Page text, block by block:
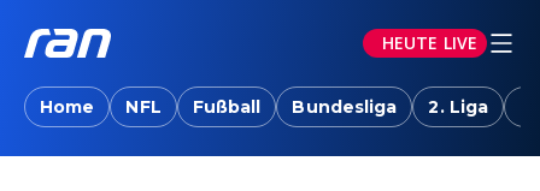
HEUTE LIVE
Home NFL Fußball Bundesliga 2. Liga